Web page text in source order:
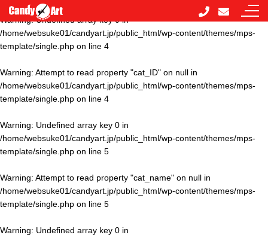
Warning: Undefined array key 0 in
/home/websuke01/candyart.jp/public_html/wp-content/themes/mps-
template/single.php on line 4
Warning: Attempt to read property "cat_ID" on null in
/home/websuke01/candyart.jp/public_html/wp-content/themes/mps-
template/single.php on line 4
Warning: Undefined array key 0 in
/home/websuke01/candyart.jp/public_html/wp-content/themes/mps-
template/single.php on line 5
Warning: Attempt to read property "cat_name" on null in
/home/websuke01/candyart.jp/public_html/wp-content/themes/mps-
template/single.php on line 5
Warning: Undefined array key 0 in